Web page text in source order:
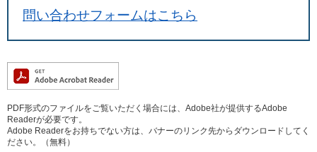
問い合わせフォームはこちら
PDF形式のファイルをご覧いただく場合には、Adobe社が提供するAdobe
Readerが必要です。
Adobe Readerをお持ちでない方は、バナーのリンク先からダウンロードしてく
ださい。（無料）